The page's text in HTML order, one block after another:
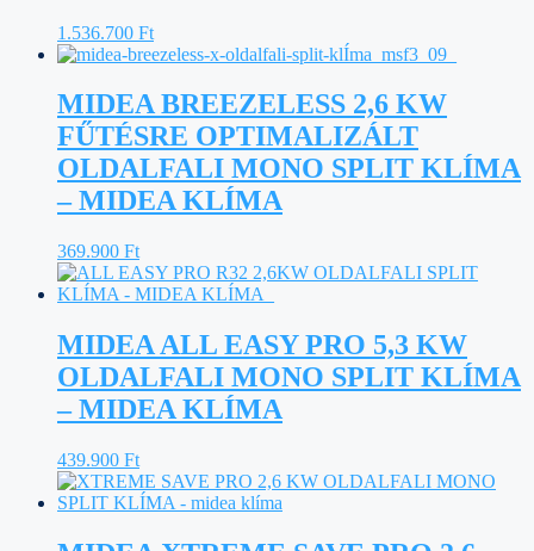
1.536.700 Ft
MIDEA BREEZELESS 2,6 KW
FŰTÉSRE OPTIMALIZÁLT
OLDALFALI MONO SPLIT KLÍMA
– MIDEA KLÍMA
369.900 Ft
MIDEA ALL EASY PRO 5,3 KW
OLDALFALI MONO SPLIT KLÍMA
– MIDEA KLÍMA
439.900 Ft